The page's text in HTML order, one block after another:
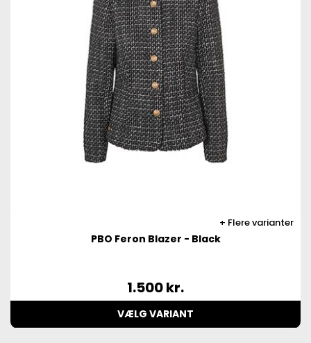
Flere varianter
PBO Feron Blazer - Black
1.500kr.
VÆLG VARIANT